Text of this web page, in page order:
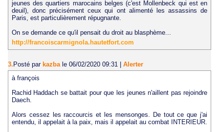
jeunes des quartiers marocains belges (c'est Mollenbeck qui est en
deuil), donc précisément ceux qui ont alimenté les assassins de
Paris, est particulièrement répugnante.
On se demande ce qu'il pensait du droit au blasphème...
http://francoiscarmignola.hautetfort.com
3. Posté par kazba le 06/02/2020 09:31
Alerter
à françois
Rachid Haddach se battait pour que les jeunes n'aillent pas rejoindre
Daech.
Alors cessez les raccourcis et les mensonges. De tout ce que j'ai
entendu, il appelait à la paix, mais il appelait au combat INTERIEUR.